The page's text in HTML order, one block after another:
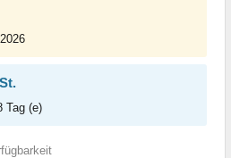
Tag (e)